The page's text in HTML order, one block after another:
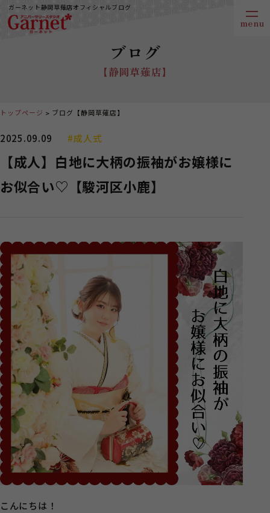
ガーネット静岡草薙店オフィシャルブログ
ブログ
【静岡草薙店】
2025.09.09 #成人式
【成人】白地に大柄の振袖がお嬢様に
お似合い♡【駿河区小鹿】
こんにちは！
トップページ ブログ【静岡草薙店】